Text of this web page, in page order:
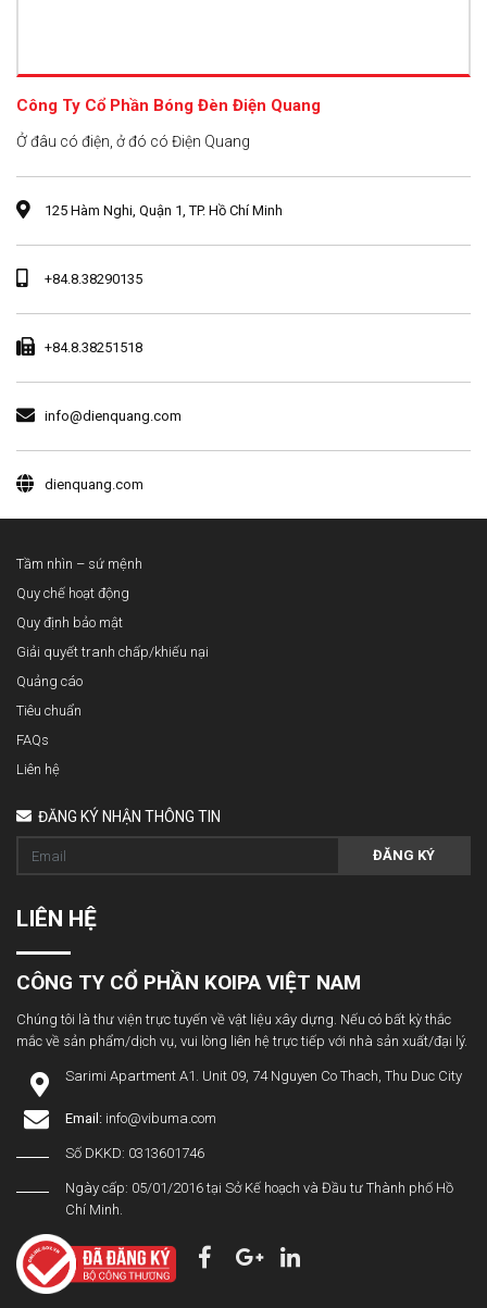
Công Ty Cổ Phần Bóng Đèn Điện Quang
Ở đâu có điện, ở đó có Điện Quang
125 Hàm Nghi, Quận 1, TP. Hồ Chí Minh
+84.8.38290135
+84.8.38251518
info@dienquang.com
dienquang.com
Tầm nhìn – sứ mệnh
Quy chế hoạt động
Quy định bảo mật
Giải quyết tranh chấp/khiếu nại
Quảng cáo
Tiêu chuẩn
FAQs
Liên hệ
ĐĂNG KÝ NHẬN THÔNG TIN
ĐĂNG KÝ
LIÊN HỆ
CÔNG TY CỔ PHẦN KOIPA VIỆT NAM
Chúng tôi là thư viện trực tuyến về vật liệu xây dựng. Nếu có bất kỳ thắc
mắc về sản phẩm/dịch vụ, vui lòng liên hệ trực tiếp với nhà sản xuất/đại lý.
Sarimi Apartment A1. Unit 09, 74 Nguyen Co Thach, Thu Duc City
Email: info@vibuma.com
Số DKKD: 0313601746
Ngày cấp: 05/01/2016 tại Sở Kế hoạch và Đầu tư Thành phố Hồ
Chí Minh.